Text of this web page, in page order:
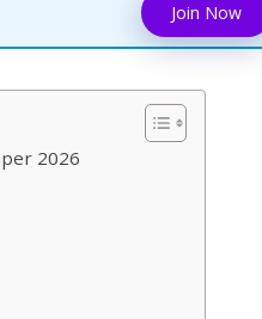
Join Now
2026